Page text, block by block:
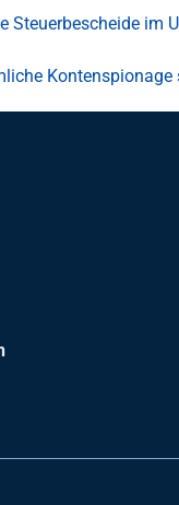
Steuerbescheide im